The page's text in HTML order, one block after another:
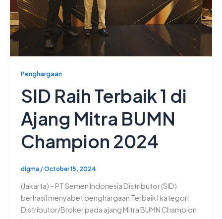
Penghargaan
SID Raih Terbaik 1 di
Ajang Mitra BUMN
Champion 2024
digma /October 15, 2024
(Jakarta) – PT Semen Indonesia Distributor (SID)
berhasil menyabet penghargaan Terbaik I kategori
Distributor/Broker pada ajang Mitra BUMN Champion